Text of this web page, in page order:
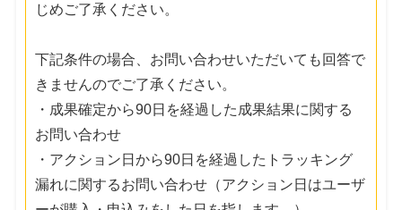
じめご了承ください。
下記条件の場合、お問い合わせいただいても回答で
きませんのでご了承ください。
・成果確定から90日を経過した成果結果に関する
お問い合わせ
・アクション日から90日を経過したトラッキング
漏れに関するお問い合わせ（アクション日はユーザ